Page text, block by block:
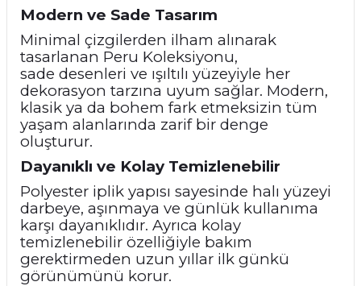
Modern ve Sade Tasarım
Minimal çizgilerden ilham alınarak
tasarlanan Peru Koleksiyonu,
sade desenleri ve ışıltılı yüzeyiyle her
dekorasyon tarzına uyum sağlar. Modern,
klasik ya da bohem fark etmeksizin tüm
yaşam alanlarında zarif bir denge
oluşturur.
Dayanıklı ve Kolay Temizlenebilir
Polyester iplik yapısı sayesinde halı yüzeyi
darbeye, aşınmaya ve günlük kullanıma
karşı dayanıklıdır. Ayrıca kolay
temizlenebilir özelliğiyle bakım
gerektirmeden uzun yıllar ilk günkü
görünümünü korur.